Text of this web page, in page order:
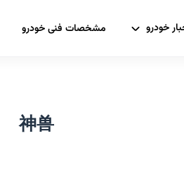
خودرو مشخصات فنی خودرو
神兽